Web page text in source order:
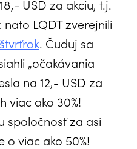
USD za akciu, t.j.
LQDT zverejnili
. Čuduj sa
„očakávania
na 12,- USD za
viac ako 30%!
spoločnosť za asi
o viac ako 50%!